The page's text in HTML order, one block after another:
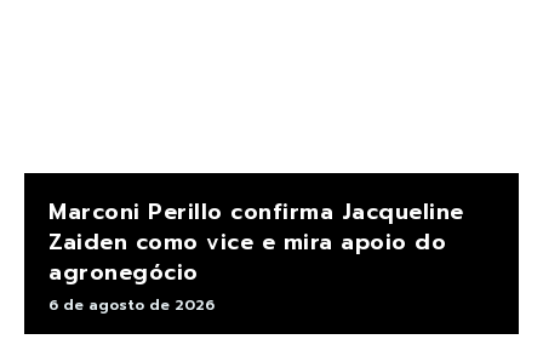
Marconi Perillo confirma Jacqueline
Zaiden como vice e mira apoio do
agronegócio
6 de agosto de 2026